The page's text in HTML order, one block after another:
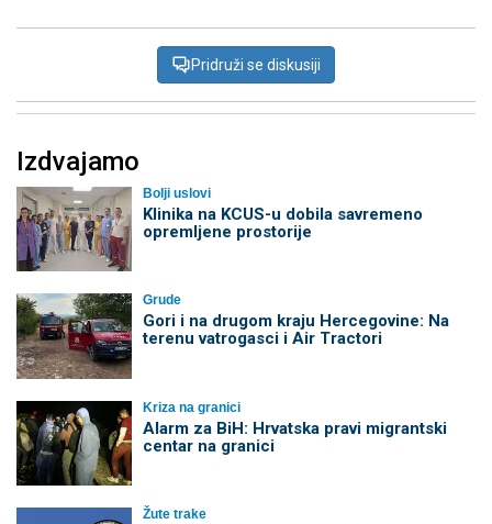
Pridruži se diskusiji
Izdvajamo
Bolji uslovi
Klinika na KCUS-u dobila savremeno
opremljene prostorije
Grude
Gori i na drugom kraju Hercegovine: Na
terenu vatrogasci i Air Tractori
Kriza na granici
Alarm za BiH: Hrvatska pravi migrantski
centar na granici
Žute trake